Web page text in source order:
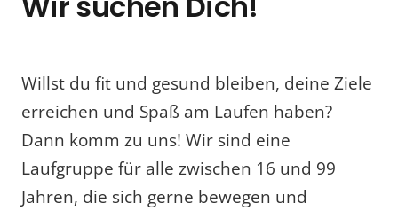
Willst du fit und gesund bleiben, deine Ziele
erreichen und Spaß am Laufen haben?
Dann komm zu uns! Wir sind eine
Laufgruppe für alle zwischen 16 und 99
Jahren, die sich gerne bewegen und